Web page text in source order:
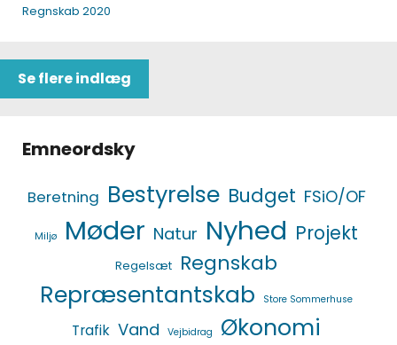
Regnskab 2020
Se flere indlæg
Emneordsky
Beretning Bestyrelse Budget FSiO/OF
Miljø Møder Natur Nyhed Projekt
Regelsæt Regnskab
Repræsentantskab Store Sommerhuse
Trafik Vand Vejbidrag Økonomi